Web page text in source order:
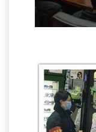
召开